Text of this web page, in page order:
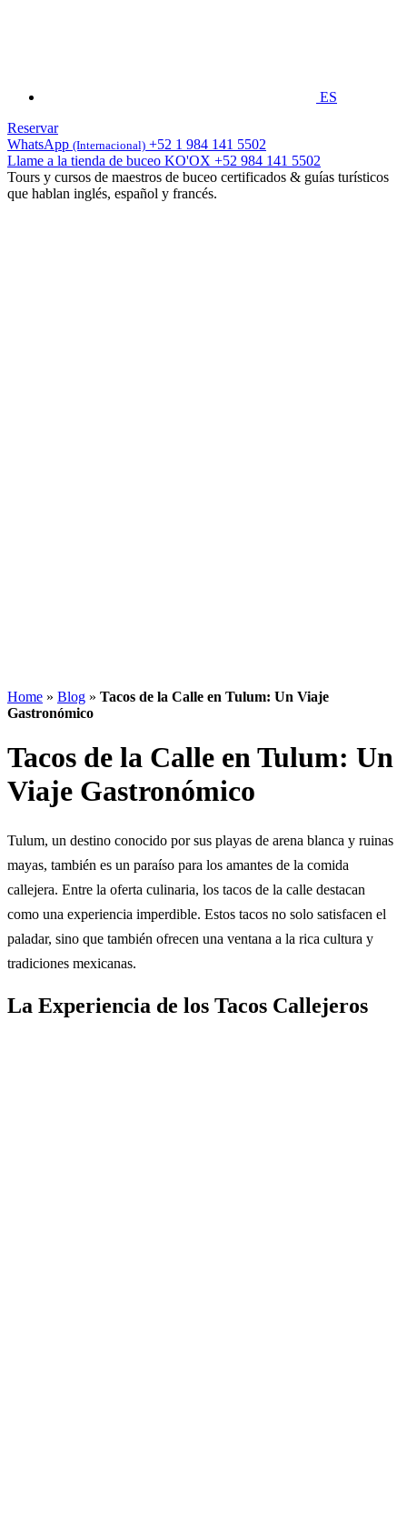
ES
Reservar
WhatsApp (Internacional) +52 1 984 141 5502
Llame a la tienda de buceo KO'OX +52 984 141 5502
Tours y cursos de maestros de buceo certificados & guías turísticos
que hablan inglés, español y francés.
Home » Blog » Tacos de la Calle en Tulum: Un Viaje
Gastronómico
Tacos de la Calle en Tulum: Un
Viaje Gastronómico
Tulum, un destino conocido por sus playas de arena blanca y ruinas
mayas, también es un paraíso para los amantes de la comida
callejera. Entre la oferta culinaria, los tacos de la calle destacan
como una experiencia imperdible. Estos tacos no solo satisfacen el
paladar, sino que también ofrecen una ventana a la rica cultura y
tradiciones mexicanas.
La Experiencia de los Tacos Callejeros